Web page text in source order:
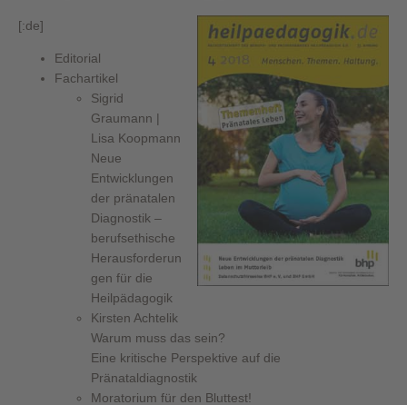
[:de]
Editorial
Fachartikel
Sigrid
Graumann |
Lisa Koopmann
Neue
Entwicklungen
der pränatalen
Diagnostik –
berufsethische
Herausforderun
gen für die
Heilpädagogik
Kirsten Achtelik
Warum muss das sein?
Eine kritische Perspektive auf die
Pränataldiagnostik
Moratorium für den Bluttest!